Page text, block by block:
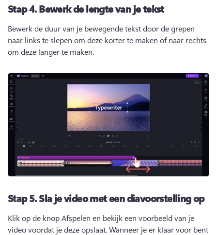
Stap 4.Bewerk de lengte van je tekst
Bewerk de duur van je bewegende tekst door de grepen
naar links te slepen om deze korter te maken of naar rechts
om deze langer te maken.
Stap 5.Sla je video met een diavoorstelling op
Klik op de knop Afspelen en bekijk een voorbeeld van je
video voordat je deze opslaat. Wanneer je er klaar voor bent